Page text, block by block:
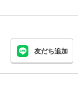
友だち追加